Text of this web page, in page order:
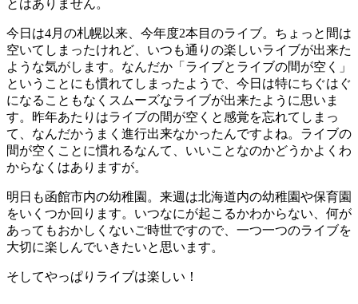
とはありません。
今日は4月の札幌以来、今年度2本目のライブ。ちょっと間は
空いてしまったけれど、いつも通りの楽しいライブが出来た
ような気がします。なんだか「ライブとライブの間が空く」
ということにも慣れてしまったようで、今日は特にちぐはぐ
になることもなくスムーズなライブが出来たように思いま
す。昨年あたりはライブの間が空くと感覚を忘れてしまっ
て、なんだかうまく進行出来なかったんですよね。ライブの
間が空くことに慣れるなんて、いいことなのかどうかよくわ
からなくはありますが。
明日も函館市内の幼稚園。来週は北海道内の幼稚園や保育園
をいくつか回ります。いつなにが起こるかわからない、何が
あってもおかしくないご時世ですので、一つ一つのライブを
大切に楽しんでいきたいと思います。
そしてやっぱりライブは楽しい！